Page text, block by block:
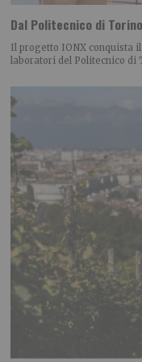
Dal Politecnico di
Il progetto IONX conquista
laboratori del Politecnico di